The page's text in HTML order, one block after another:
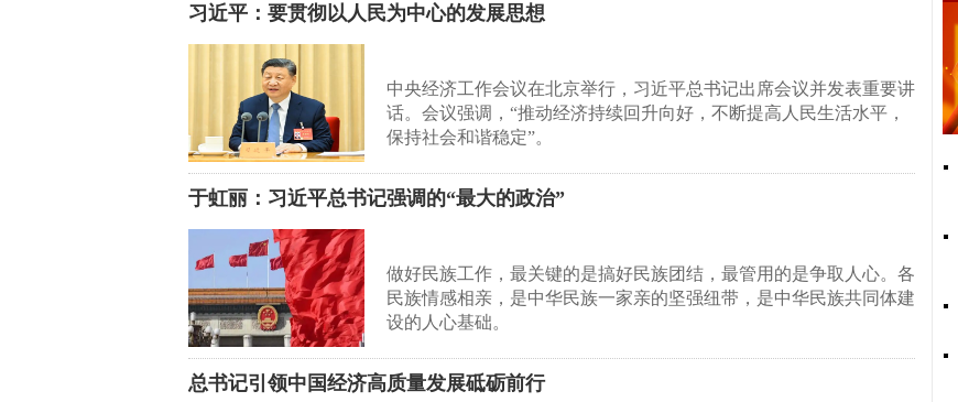
习近平：要贯彻以人民为中心的发展思想
中央经济工作会议在北京举行，习近平总书记出席会议并发表重要讲
话。会议强调，“推动经济持续回升向好，不断提高人民生活水平，
保持社会和谐稳定”。
于虹丽：习近平总书记强调的“最大的政治”
做好民族工作，最关键的是搞好民族团结，最管用的是争取人心。各
民族情感相亲，是中华民族一家亲的坚强纽带，是中华民族共同体建
设的人心基础。
总书记引领中国经济高质量发展砥砺前行